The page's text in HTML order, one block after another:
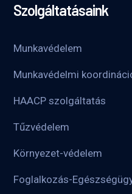
Szolgáltatásaink
Munkavédelem
Munkavédelmi
HAACP szolgáltatás
Tűzvédelem
Környezet-védelem
Foglalkozás-